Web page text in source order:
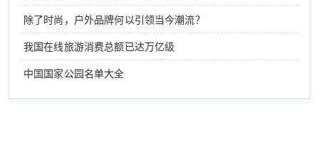
除了时尚，户外品牌何以引领当今潮流？
我国在线旅游消费总额已达万亿级
中国国家公园名单大全